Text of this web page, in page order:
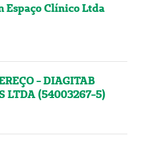
Espaço Clínico Ltda
- DIAGITAB
LTDA (54003267-5)